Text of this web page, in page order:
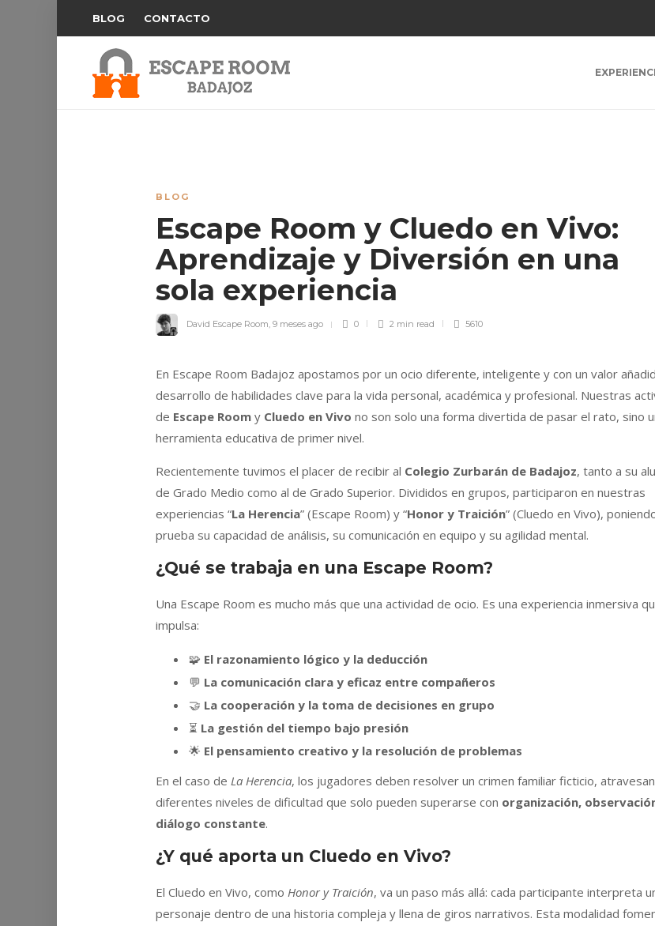
BLOG CONTACTO
BLOG
Escape Room y Cluedo en Vivo:
Aprendizaje y Diversión en una
sola experiencia
David Escape Room, 9 meses ago 0 2 min read 5610
En Escape Room Badajoz apostamos por un ocio diferente, inteligente y con un valor
desarrollo de habilidades clave para la vida personal, académica y profesional. Nuestras
de Escape Room y Cluedo en Vivo no son solo una forma divertida de pasar el rato, sino
herramienta educativa de primer nivel.
Recientemente tuvimos el placer de recibir al Colegio Zurbarán de Badajoz, tanto a su
de Grado Medio como al de Grado Superior. Divididos en grupos, participaron en nuestras
experiencias “La Herencia” (Escape Room) y “Honor y Traición” (Cluedo en Vivo),
prueba su capacidad de análisis, su comunicación en equipo y su agilidad mental.
¿Qué se trabaja en una Escape Room?
Una Escape Room es mucho más que una actividad de ocio. Es una experiencia inmersiva
impulsa:
🧩 El razonamiento lógico y la deducción
💬 La comunicación clara y eficaz entre compañeros
🤝 La cooperación y la toma de decisiones en grupo
⏳ La gestión del tiempo bajo presión
🌟 El pensamiento creativo y la resolución de problemas
En el caso de La Herencia, los jugadores deben resolver un crimen familiar ficticio,
diferentes niveles de dificultad que solo pueden superarse con organización,
diálogo constante.
¿Y qué aporta un Cluedo en Vivo?
El Cluedo en Vivo, como Honor y Traición, va un paso más allá: cada participante interpreta
personaje dentro de una historia compleja y llena de giros narrativos. Esta modalidad